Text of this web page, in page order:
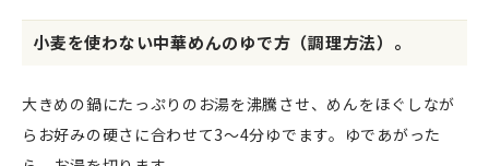
小麦を使わない中華めんのゆで方（調理方法）。
大きめの鍋にたっぷりのお湯を沸騰させ、めんをほぐしなが
らお好みの硬さに合わせて3～4分ゆでます。ゆであがった